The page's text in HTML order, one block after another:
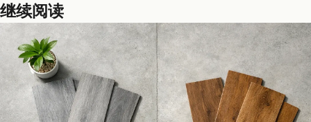
继续阅读